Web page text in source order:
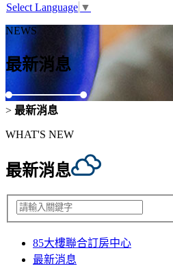
Select Language ▼
NEWS
最新消息
> 最新消息
WHAT'S NEW
最新消息
85大樓聯合訂房中心
最新消息